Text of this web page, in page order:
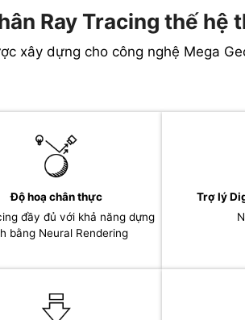
Ray Tracing thế hệ
xây dựng cho công nghệ Mega
Độ hoạ chân thực
đầy đủ với khả năng dựng
bằng Neural Rendering
Trợ lý